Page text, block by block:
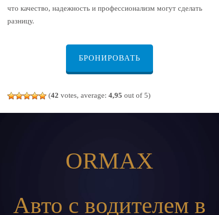
что качество, надежность и профессионализм могут сделать
разницу.
БРОНИРОВАТЬ
(42 votes, average: 4,95 out of 5)
ORMAX
Авто с водителем в